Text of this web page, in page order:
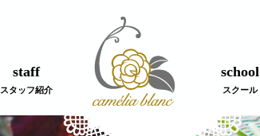
staff
スタッフ紹介
school
スクール